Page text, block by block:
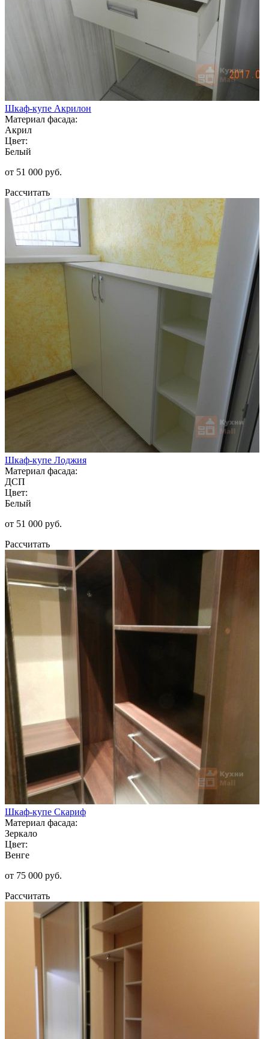
Шкаф-купе Акрилон
Материал фасада:
Акрил
Цвет:
Белый
от 51 000 руб.
Рассчитать
Шкаф-купе Лоджия
Материал фасада:
ДСП
Цвет:
Белый
от 51 000 руб.
Рассчитать
Шкаф-купе Скариф
Материал фасада:
Зеркало
Цвет:
Венге
от 75 000 руб.
Рассчитать